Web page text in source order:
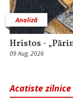
Analiză
Hristos -
09 Aug, 2026
Acatiste zilnice